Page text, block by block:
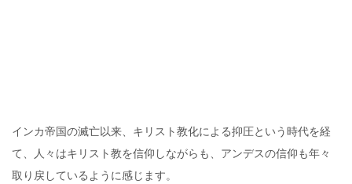
インカ帝国の滅亡以来、キリスト教化による抑圧という時代を経
て、人々はキリスト教を信仰しながらも、アンデスの信仰も年々
取り戻しているように感じます。